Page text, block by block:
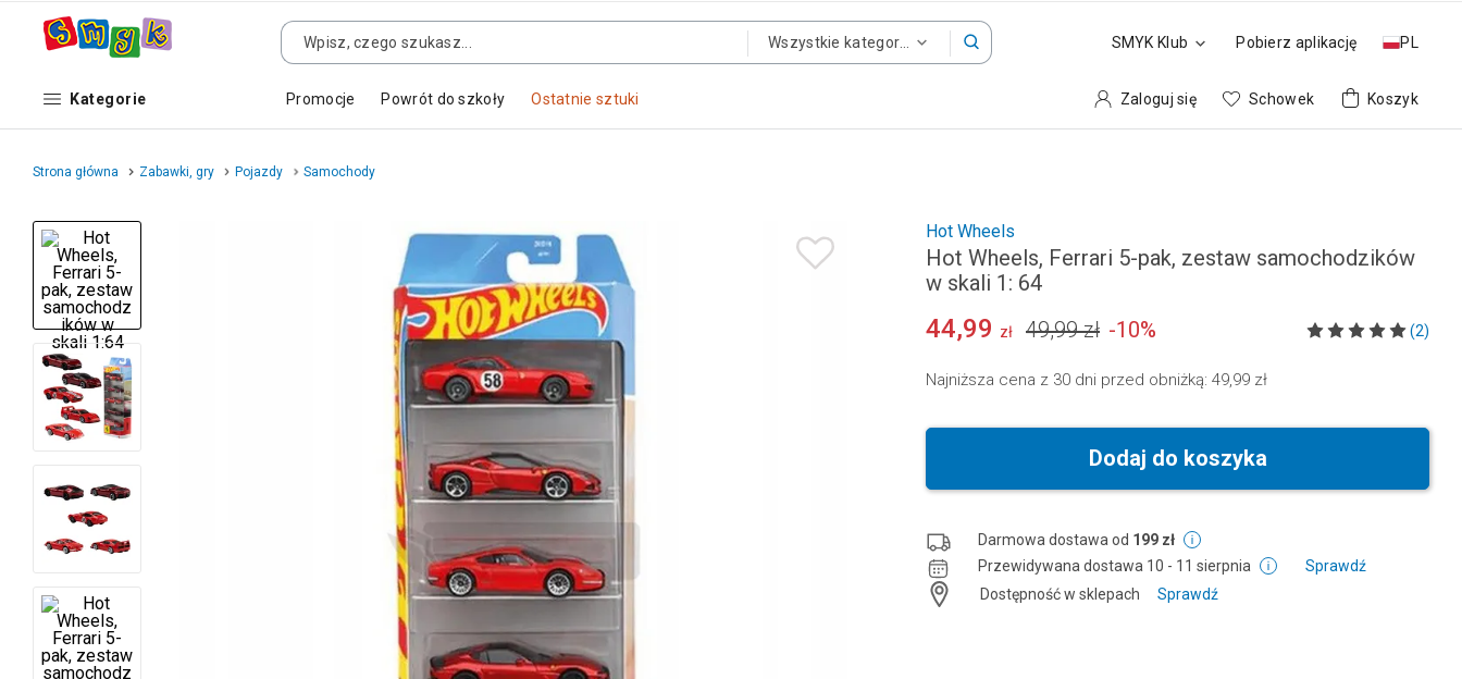
SMYK Klub Pobierz aplikację PL
Kategorie Promocje Powrót do szkoły Ostatnie sztuki Zaloguj się Schowek Koszyk
Strona główna Zabawki, gry Pojazdy Samochody
Hot Wheels
Hot Wheels, Ferrari 5-pak, zestaw samochodzików
w skali 1: 64
44,99 zł 49,99 zł -10% (2)
Najniższa cena z 30 dni przed obniżką: 49,99 zł
Dodaj do koszyka
Darmowa dostawa od 199 zł
Przewidywana dostawa 10 - 11 sierpnia
Sprawdź
Dostępność w sklepach
Sprawdź